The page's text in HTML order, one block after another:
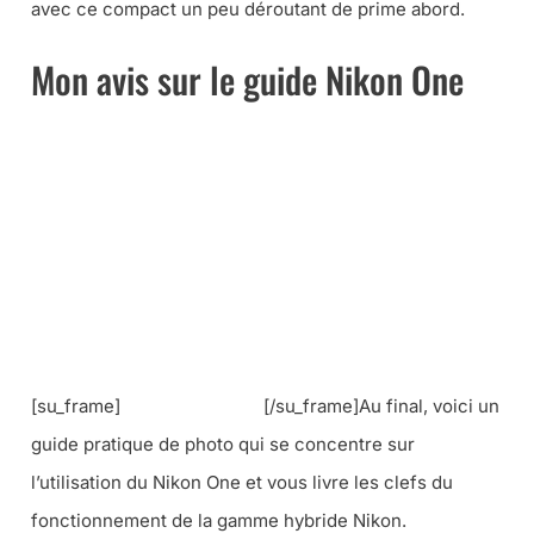
avec ce compact un peu déroutant de prime abord.
Mon avis sur le guide Nikon One
[su_frame]
[/su_frame]Au final, voici un
guide pratique de photo qui se concentre sur
l’utilisation du Nikon One et vous livre les clefs du
fonctionnement de la gamme hybride Nikon.